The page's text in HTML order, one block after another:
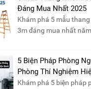
nước của các Vua
Đáng Mua Nhất 2025
Khám phá 5 mẫu
3m đáng mua nhất
sản phẩm phù hợp!
5 Biện Pháp Phòng
Phòng Thí Nghiệm
Khám phá 5 biện pháp